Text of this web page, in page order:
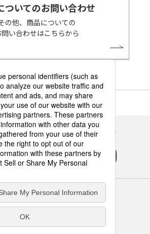
ついてのお問い合わせ
の他、商品についての
問い合わせはこちらから
まい・くらし SNSアカウント
にあたって
クッキーポリシー
パナソニック ホールディングス
Area/Country
ハウジングソリューションズ株式会社